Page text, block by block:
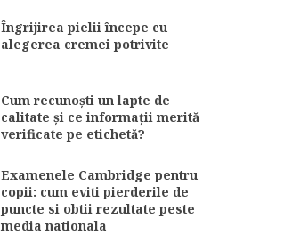
Îngrijirea pielii începe cu
alegerea cremei potrivite
Cum recunoști un lapte de
calitate și ce informații merită
verificate pe etichetă?
Examenele Cambridge pentru
copii: cum eviti pierderile de
puncte si obtii rezultate peste
media nationala